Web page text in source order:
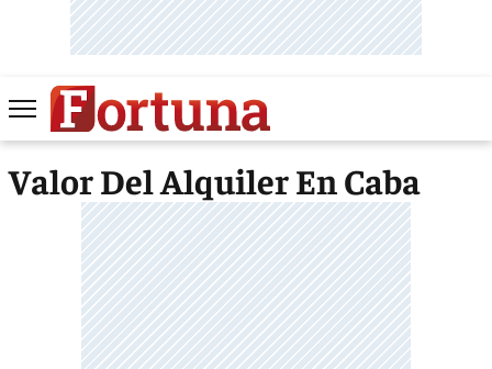
Valor Del Alquiler En Caba